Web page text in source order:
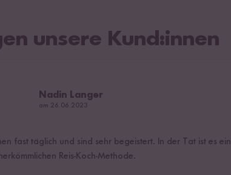
unsere Kund:innen
Nadin Langer
am 26.06.2023
fast täglich und sind sehr begeistert. In der Tat ist es ein
Reis-Koch-Methode.